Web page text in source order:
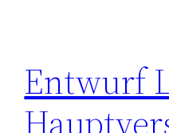
Entwurf